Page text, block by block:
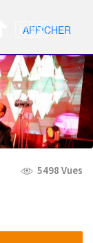
🇺🇸 Nav
5498 Vues
AFFICHER